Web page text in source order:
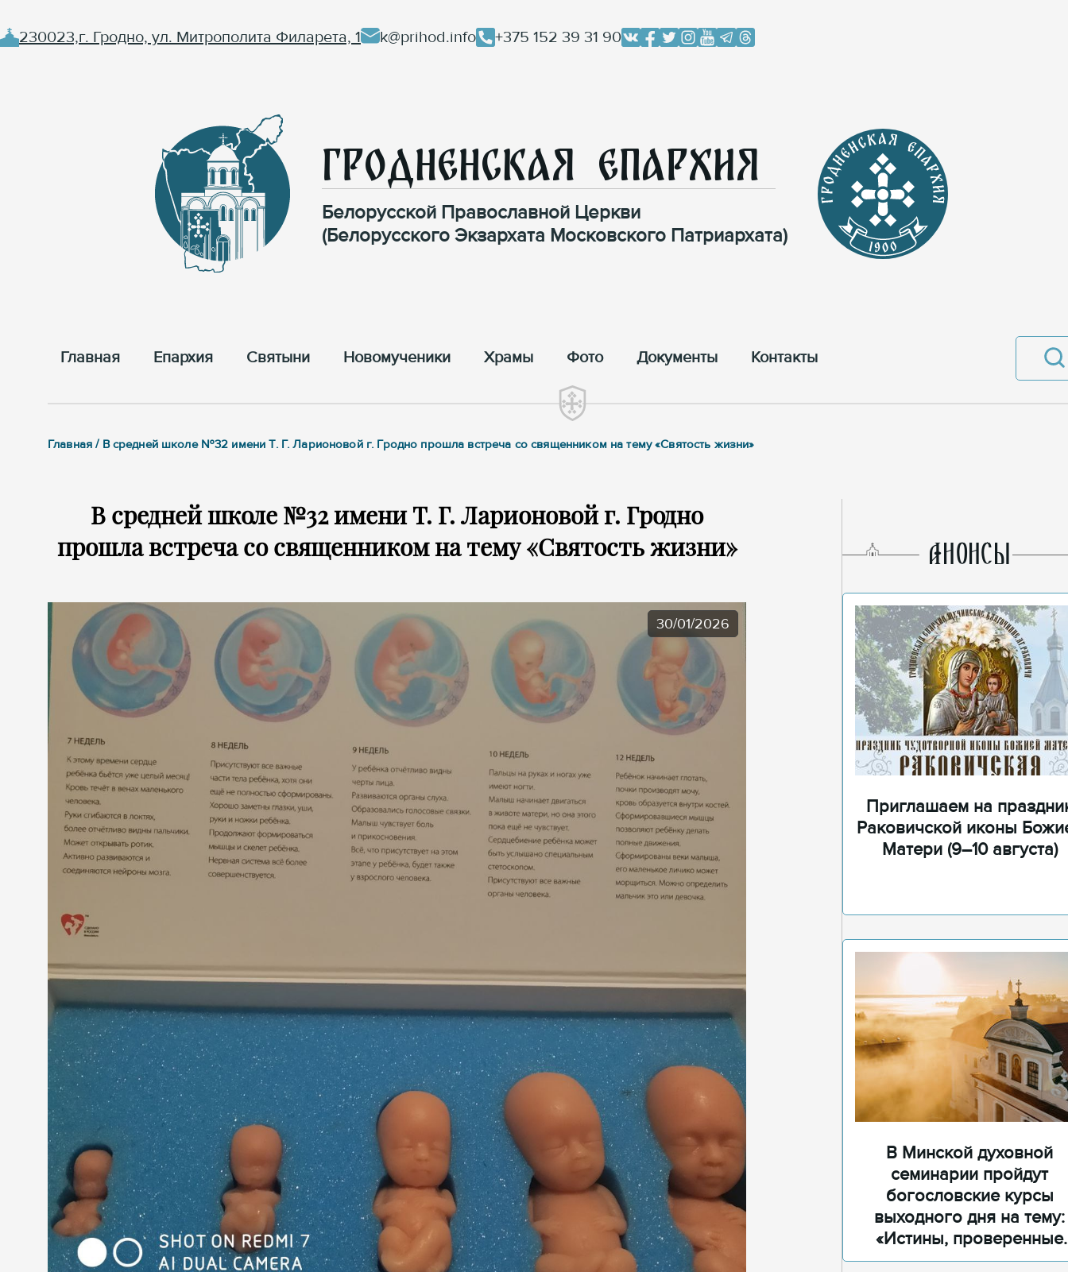
230023,г. Гродно, ул. Митрополита Филарета, 1 k@prihod.info +375 152 39 31 90
Гродненская Епархия
Белорусской Православной Церкви
(Белорусского Экзархата Московского Патриархата)
Главная Епархия Cвятыни Новомученики Храмы Фото Документы Контакты
Главная / В средней школе №32 имени Т. Г. Ларионовой г. Гродно прошла встреча со священником на тему «Святость жизни»
В средней школе №32 имени Т. Г. Ларионовой г. Гродно
прошла встреча со священником на тему «Святость жизни»
30/01/2026
AНОНСЫ
Приглашаем на
Раковичской иконы
Матери (9–10 августа)
В Минской духовной
семинарии пройдут
богословские курсы
выходного дня на тему:
«Истины, проверенные
временем»